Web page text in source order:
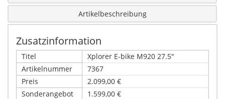
Artikelbeschreibung
Zusatzinformation
Titel
Xplorer E-bike M920 27.5"
Artikelnummer
7367
Preis
2.099,00 €
Sonderangebot
1.599,00 €